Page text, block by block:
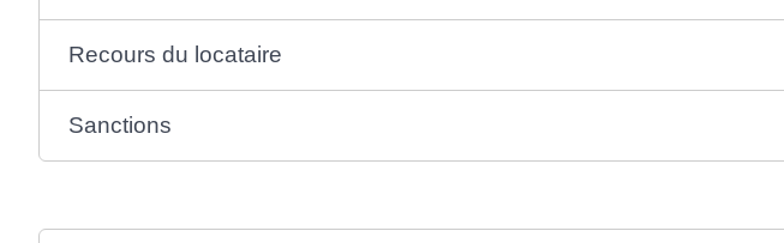
Recours du locataire
Sanctions